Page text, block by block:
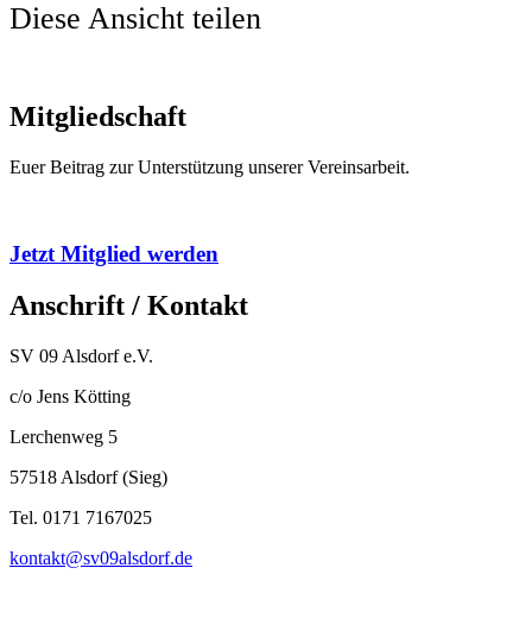
Diese Ansicht teilen
Mitgliedschaft
Euer Beitrag zur Unterstützung unserer Vereinsarbeit.
Jetzt Mitglied werden
Anschrift / Kontakt
SV 09 Alsdorf e.V.
c/o Jens Kötting
Lerchenweg 5
57518 Alsdorf (Sieg)
Tel. 0171 7167025
kontakt@sv09alsdorf.de